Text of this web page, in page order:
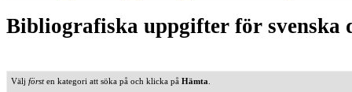
Bibliografiska uppgifter för svenska
Välj försten kategori att söka på och klicka på Hämta